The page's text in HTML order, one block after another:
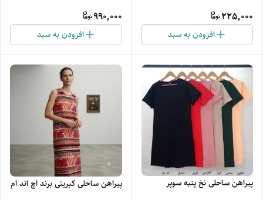
225,000
افزودن به سبد
990,000
افزودن به سبد
پیراهن ساحلی نخ پنبه سوپر پیراهن ساحلی کبریتی برند اچ اند ام